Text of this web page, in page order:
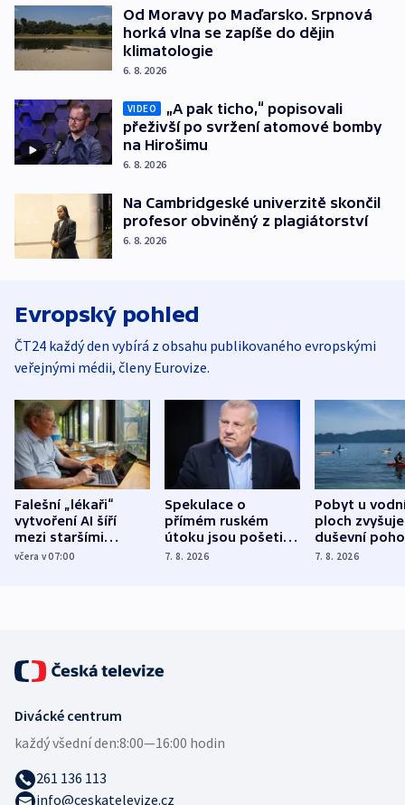
Od Moravy po Maďarsko. Srpnová
horká vlna se zapíše do dějin
klimatologie
6. 8. 2026
VIDEO
„A pak ticho,“ popisovali
přeživší po svržení atomové bomby
na Hirošimu
6. 8. 2026
Na Cambridgeské univerzitě skončil
profesor obviněný z plagiátorství
6. 8. 2026
Evropský pohled
ČT24 každý den vybírá z obsahu publikovaného evropskými
veřejnými médii, členy Eurovize.
Falešní „lékaři“
vytvoření AI šíří
mezi staršími
Poláky nebezpečné
včera v 07:00
Spekulace o
přímém ruském
útoku jsou pošetilé,
míní estonský
7. 8. 2026
Pobyt u
ploch zvyšuje
duševní
ukázala
7. 8. 2026
Divácké centrum
každý všední den:8:00—16:00 hodin
261 136 113
info@ceskatelevize.cz